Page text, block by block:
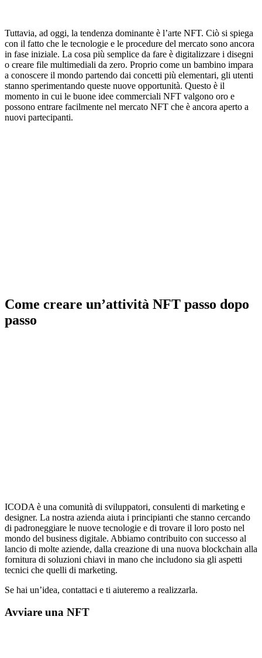
Tuttavia, ad oggi, la tendenza dominante è l’arte NFT. Ciò si spiega
con il fatto che le tecnologie e le procedure del mercato sono ancora
in fase iniziale. La cosa più semplice da fare è digitalizzare i disegni
o creare file multimediali da zero. Proprio come un bambino impara
a conoscere il mondo partendo dai concetti più elementari, gli utenti
stanno sperimentando queste nuove opportunità. Questo è il
momento in cui le buone idee commerciali NFT valgono oro e
possono entrare facilmente nel mercato NFT che è ancora aperto a
nuovi partecipanti.
Come creare un’attività NFT passo dopo
passo
ICODA è una comunità di sviluppatori, consulenti di marketing e
designer. La nostra azienda aiuta i principianti che stanno cercando
di padroneggiare le nuove tecnologie e di trovare il loro posto nel
mondo del business digitale. Abbiamo contribuito con successo al
lancio di molte aziende, dalla creazione di una nuova blockchain alla
fornitura di soluzioni chiavi in mano che includono sia gli aspetti
tecnici che quelli di marketing.
Se hai un’idea, contattaci e ti aiuteremo a realizzarla.
Avviare una NFT